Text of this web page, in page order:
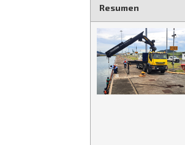
Resumen